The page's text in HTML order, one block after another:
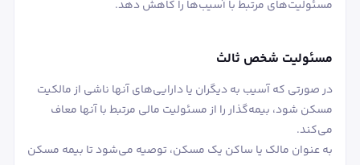
مسئولیت‌های مرتبط با آسیب‌ها را کاهش دهد.
مسئولیت شخص ثالث
در صورتی که آسیب به دیگران یا دارایی‌های آنها ناشی از مالکیت
مسکن شود، بیمه‌گذار را از مسئولیت مالی مرتبط با آنها معاف
می‌کند.
به عنوان مالک یا ساکن یک مسکن، توصیه می‌شود تا بیمه مسکن